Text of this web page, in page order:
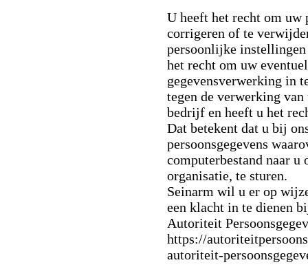
U heeft het recht om uw
corrigeren of te
persoonlijke instellingen
het recht om uw
gegevensverwerking in
tegen de verwerking van
bedrijf en heeft u het
Dat betekent dat u bij
persoonsgegevens
computerbestand naar u
organisatie, te sturen.
Seinarm wil u er op
een klacht in te dienen
Autoriteit
https://
autoriteit-